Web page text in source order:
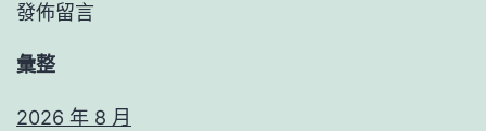
發佈留言
彙整
2026 年 8 月